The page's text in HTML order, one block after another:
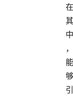
在
其
中
，
能
够
引